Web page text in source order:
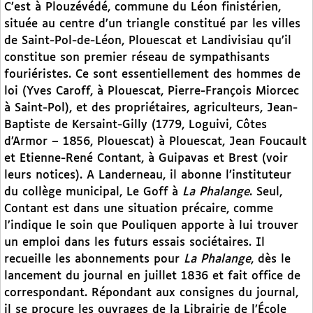
C’est à Plouzévédé, commune du Léon finistérien,
située au centre d’un triangle constitué par les villes
de Saint-Pol-de-Léon, Plouescat et Landivisiau qu’il
constitue son premier réseau de sympathisants
fouriéristes. Ce sont essentiellement des hommes de
loi (Yves Caroff, à Plouescat, Pierre-François Miorcec
à Saint-Pol), et des propriétaires, agriculteurs, Jean-
Baptiste de Kersaint-Gilly (1779, Loguivi, Côtes
d’Armor – 1856, Plouescat) à Plouescat, Jean Foucault
et Etienne-René Contant, à Guipavas et Brest (voir
leurs notices). A Landerneau, il abonne l’instituteur
du collège municipal, Le Goff à La Phalange. Seul,
Contant est dans une situation précaire, comme
l’indique le soin que Pouliquen apporte à lui trouver
un emploi dans les futurs essais sociétaires. Il
recueille les abonnements pour La Phalange, dès le
lancement du journal en juillet 1836 et fait office de
correspondant. Répondant aux consignes du journal,
il se procure les ouvrages de la Librairie de l’École